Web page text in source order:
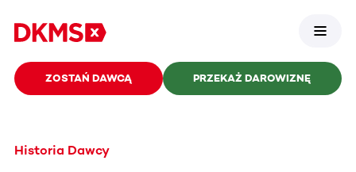
ZOSTAŃ DAWCĄ PRZEKAŻ DAROWIZNĘ
Historia Dawcy